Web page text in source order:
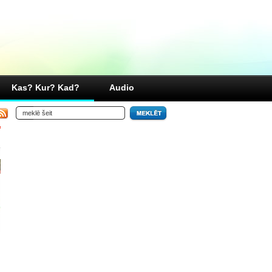
Kas? Kur? Kad? Audio